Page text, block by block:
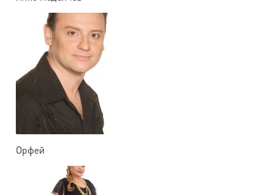
Орфей